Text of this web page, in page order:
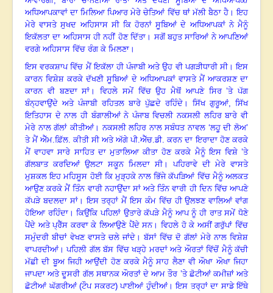
ਅਧਿਆਪਕਾਵਾਂ ਦਾ ਮਿਲਿਆ ਪਿਆਰ ਮੇਰੇ ਚੇਤਿਆਂ ਵਿੱਚ ਥਾਂ ਮੱਲੀ ਬੈਠਾ ਹੈ।ਇਹ
ਮੇਰੇ ਵਾਸਤੇ ਸੁਖਦ ਅਹਿਸਾਸ ਸੀ ਕਿ ਹੋਰਨਾਂ ਸੂਬਿਆਂ ਦੇ ਅਧਿਆਪਕਾਂ ਨੇ ਮੈਨੂੰ
ਇਕੱਲਤਾ ਦਾ ਅਹਿਸਾਸ ਹੀ ਨਹੀਂ ਹੋਣ ਦਿੱਤਾ । ਸਗੋਂ ਬਹੁਤ ਸਾਰਿਆਂ ਨੇ ਆਪਣਿਆਂ
ਵਰਗੇ ਅਹਿਸਾਸ ਵਿੱਚ ਰੰਗ ਕੇ ਮਿਲਣਾ ।
ਇਸ ਵਰਕਸ਼ਾਪ ਵਿੱਚ ਮੈਂ ਇਕੱਲਾ ਹੀ ਪੰਜਾਬੀ ਅਤੇ ਉਹ ਵੀ ਪਗੜੀਧਾਰੀ ਸੀ।ਇਸ
ਕਾਰਨ ਵਿਸ਼ੇਸ਼ ਕਰਕੇ ਦੱਖਣੀ ਸੂਬਿਆਂ ਦੇ ਅਧਿਆਪਕਾਂ ਵਾਸਤੇ ਮੈਂ ਆਕਰਸ਼ਣ ਦਾ
ਕਾਰਨ ਵੀ ਬਣਦਾ ਸਾਂ । ਵਿਹਲੇ ਸਮੇਂ ਵਿੱਚ ਉਹ ਮੈਥੋਂ ਆਪਣੇ ਸਿਰ ’ਤੇ ਪੱਗ
ਬੰਨ੍ਹਵਾਉਂਦੇ ਅਤੇ ਪੰਜਾਬੀ ਰਹਿਤਲ ਬਾਰੇ ਪੁੱਛਦੇ ਰਹਿੰਦੇ । ਸਿੱਖ ਗੁਰੂਆਂ, ਸਿੱਖ
ਇਤਿਹਾਸ ਦੇ ਨਾਲ ਹੀ ਬੰਗਾਲੀਆਂ ਨੇ ਪੰਜਾਬ ਵਿਚਲੀ ਨਕਸਲੀ ਲਹਿਰ ਬਾਰੇ ਵੀ
ਮੇਰੇ ਨਾਲ ਗੱਲਾਂ ਕੀਤੀਆਂ। ਨਕਸਲੀ ਲਹਿਰ ਨਾਲ ਸਬੰਧਤ ਨਾਵਲ ‘ਲਹੂ ਦੀ ਲੋਅ’
ਤੇ ਮੈਂ ਐੱਮ.ਫ਼ਿੱਲ. ਕੀਤੀ ਸੀ ਅਤੇ ਅੱਗੇ ਪੀ.ਐੱਚ.ਡੀ. ਕਰਨ ਦਾ ਇਰਾਦਾ ਹੋਣ ਕਰਕੇ
ਮੈਂ ਵਾਹਵਾ ਸਾਰੇ ਸਾਹਿਤ ਦਾ ਮੁਤਾਲਿਆ ਕੀਤਾ ਹੋਣ ਕਰਕੇ ਮੈਨੂੰ ਇਸ ਵਿਸ਼ੇ ’ਤੇ
ਗੱਲਬਾਤ ਕਰਦਿਆਂ ਉਲਟਾ ਸਕੂਨ ਮਿਲਦਾ ਸੀ। ਪਹਿਰਾਵੇ ਦੀ ਮੇਰੇ ਵਾਸਤੇ
ਮੁਸ਼ਕਲ ਇਹ ਮਹਿਸੂਸ ਹੋਈ ਕਿ ਮੁੜ੍ਹਕੇ ਨਾਲ ਭਿੱਜੇ ਕੱਪੜਿਆਂ ਵਿੱਚ ਮੈਨੂੰ ਅਲਕਤ
ਆਉਣ ਕਰਕੇ ਮੈਂ ਤਿੰਨ ਵਾਰੀ ਨਹਾਉਂਦਾ ਸਾਂ ਅਤੇ ਤਿੰਨ ਵਾਰੀ ਹੀ ਦਿਨ ਵਿੱਚ ਆਪਣੇ
ਕੱਪੜੇ ਬਦਲਦਾ ਸਾਂ।ਇਸ ਤਰ੍ਹਾਂ ਮੈਂ ਇਸ ਕੰਮ ਵਿੱਚ ਹੀ ਉਲਝਣ ਵਾਲਿਆਂ ਵਾਂਗ
ਹੋਇਆ ਰਹਿੰਦਾ।ਕਿਉਂਕਿ ਪਹਿਲਾਂ ਉਤਾਰੇ ਕੱਪੜੇ ਮੈਨੂੰ ਆਪ ਨੂੰ ਹੀ ਰਾਤ ਸਮੇਂ ਧੋਣੇ
ਪੈਂਦੇ ਅਤੇ ਪ੍ਰੈੱਸ ਕਰਵਾ ਕੇ ਲਿਆਉਣੇ ਪੈਂਦੇ ਸਨ। ਵਿਹਲੇ ਹੋ ਕੇ ਅਸੀਂ ਗਰੁੱਪਾਂ ਵਿੱਚ
ਸਮੁੰਦਰੀ ਬੀਚਾਂ ਵੇਖਣ ਵਾਸਤੇ ਚਲੇ ਜਾਂਦੇ । ਬੱਸਾਂ ਵਿੱਚ ਦੋ ਗੱਲਾਂ ਮੇਰੇ ਨਾਲ ਵਿਸ਼ੇਸ਼
ਵਾਪਰਦੀਆਂ।ਪਹਿਲੀ ਗੱਲ ਬੱਸ ਵਿੱਚ ਖੜ੍ਹੇ ਮਰਦਾਂ ਅਤੇ ਔਰਤਾਂ ਵਿੱਚੋਂ ਮੈਨੂੰ ਕੱਚੀ
ਮੱਛੀ ਦੀ ਬੂਅ ਜਿਹੀ ਆਉਂਦੀ ਹੋਣ ਕਰਕੇ ਮੈਨੂੰ ਸਾਹ ਲੈਣਾ ਵੀ ਔਖਾ ਔਖਾ ਜਿਹਾ
ਜਾਪਦਾ ਅਤੇ ਦੂਸਰੀ ਗੱਲ ਸਥਾਨਕ ਔਰਤਾਂ ਦੇ ਆਮ ਤੌਰ ’ਤੇ ਛੋਟੀਆਂ ਕਮੀਜ਼ਾਂ ਅਤੇ
ਛੋਟੀਆਂ ਘੱਗਰੀਆਂ (ਟੌਪ ਸਕਰਟ) ਪਾਈਆਂ ਹੁੰਦੀਆਂ।ਇਸ ਤਰ੍ਹਾਂ ਦਾ ਸਾਡੇ ਇੱਥੇ